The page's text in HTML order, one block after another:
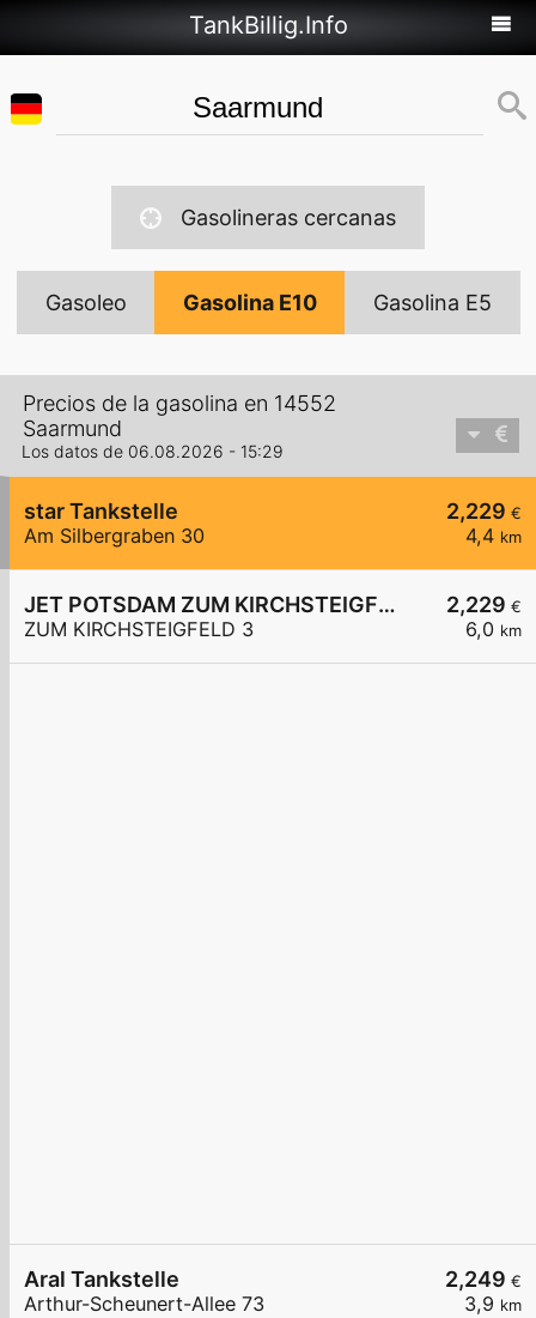
TankBillig.Info
Gasolineras cercanas
Gasoleo Gasolina E10 Gasolina E5
Precios de la gasolina en 14552
Saarmund
Los datos de 06.08.2026 - 15:29
2,229 €
4,4 km
star Tankstelle
Am Silbergraben 30
2,229 €
6,0 km
JET POTSDAM ZUM KIRCHSTEIGFELD 3
ZUM KIRCHSTEIGFELD 3
2,249 €
3,9 km
Aral Tankstelle
Arthur-Scheunert-Allee 73